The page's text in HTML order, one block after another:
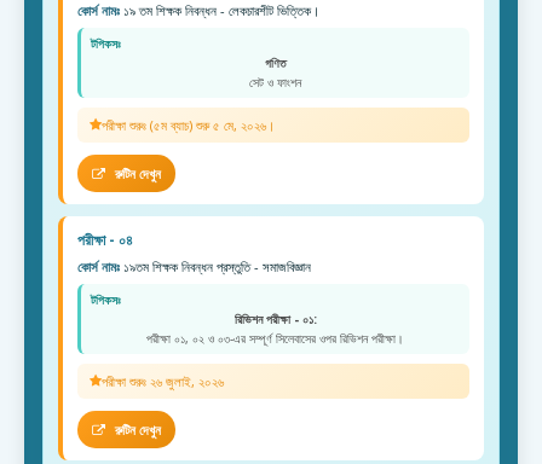
কোর্স নামঃ ১৯ তম শিক্ষক নিবন্ধন - লেকচারশীট ভিত্তিক।
টপিকসঃ
গণিত
সেট ও ফাংশন
পরীক্ষা শুরুঃ (৫ম ব্যাচ) শুরু ৫ মে, ২০২৬।
রুটিন দেখুন
পরীক্ষা - ০৪
কোর্স নামঃ ১৯তম শিক্ষক নিবন্ধন প্রস্তুতি - সমাজবিজ্ঞান
টপিকসঃ
রিভিশন পরীক্ষা - ০১:
পরীক্ষা ০১, ০২ ও ০৩-এর সম্পূর্ণ সিলেবাসের ওপর রিভিশন পরীক্ষা।
পরীক্ষা শুরুঃ ২৬ জুলাই, ২০২৬
রুটিন দেখুন